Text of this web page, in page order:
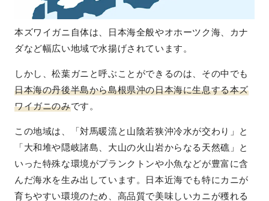
本ズワイガニ自体は、日本海全般やオホーツク海、カナ
ダなど幅広い地域で水揚げされています。
しかし、松葉ガニと呼ぶことができるのは、その中でも
日本海の丹後半島から島根県沖の日本海に生息する本ズ
ワイガニのみです。
この地域は、「対馬暖流と山陰若狭沖冷水が交わり」と
「大和堆や隠岐諸島、大山の火山岩からなる天然礁」と
いった特殊な環境がプランクトンや小魚などが豊富に含
んだ海水を生み出しています。日本近海でも特にカニが
育ちやすい環境のため、高品質で美味しいカニが穫れる